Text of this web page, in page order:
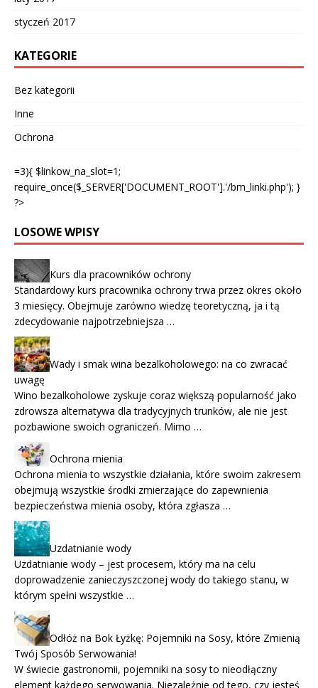
styczeń 2017
KATEGORIE
Bez kategorii
Inne
Ochrona
=3){ $linkow_na_slot=1;
require_once($_SERVER['DOCUMENT_ROOT'].'/bm_linki.php'); }
?>
LOSOWE WPISY
Kurs dla pracowników ochrony
Standardowy kurs pracownika ochrony trwa przez okres około
3 miesięcy. Obejmuje zarówno wiedzę teoretyczną, ja i tą
zdecydowanie najpotrzebniejsza …
Wady i smak wina bezalkoholowego: na co zwracać
uwagę
Wino bezalkoholowe zyskuje coraz większą popularność jako
zdrowsza alternatywa dla tradycyjnych trunków, ale nie jest
pozbawione swoich ograniczeń. Mimo …
Ochrona mienia
Ochrona mienia to wszystkie działania, które swoim zakresem
obejmują wszystkie środki zmierzające do zapewnienia
bezpieczeństwa mienia osoby, która zgłasza …
Uzdatnianie wody
Uzdatnianie wody – jest procesem, który ma na celu
doprowadzenie zanieczyszczonej wody do takiego stanu, w
którym spełni wszystkie …
Odłóż na Bok Łyżkę: Pojemniki na Sosy, które Zmienią
Twój Sposób Serwowania!
W świecie gastronomii, pojemniki na sosy to nieodłączny
element każdego serwowania. Niezależnie od tego, czy jesteś